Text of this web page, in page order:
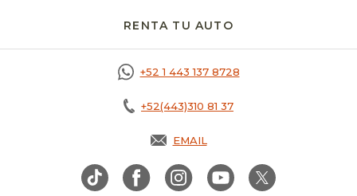
RENTA TU AUTO
+52 1 443 137 8728
+52(443)310 81 37
EMAIL